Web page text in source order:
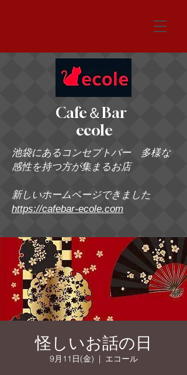
Cafe＆Bar
ecole
池袋にあるコンセプトバー 多様な
感性を持つ方が集まるお店
新しいホームページできました
https://cafebar-ecole.com
怪しいお話の日
9月11日(金)
  |
エコール